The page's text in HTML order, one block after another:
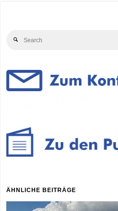
Search
ÄHNLICHE BEITRÄGE